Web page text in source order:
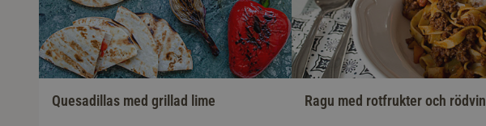
Quesadillas med grillad lime Ragu med rotfrukter och rödvin